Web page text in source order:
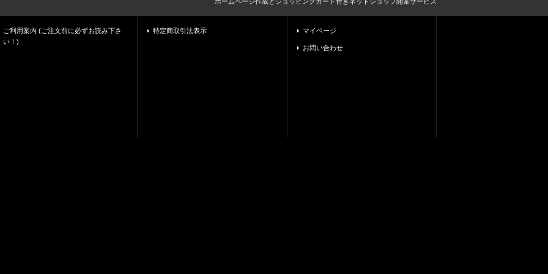
ご利用案内 (ご注文前に必ずお読み下さ
い！)
特定商取引法表示 マイページ
お問い合わせ